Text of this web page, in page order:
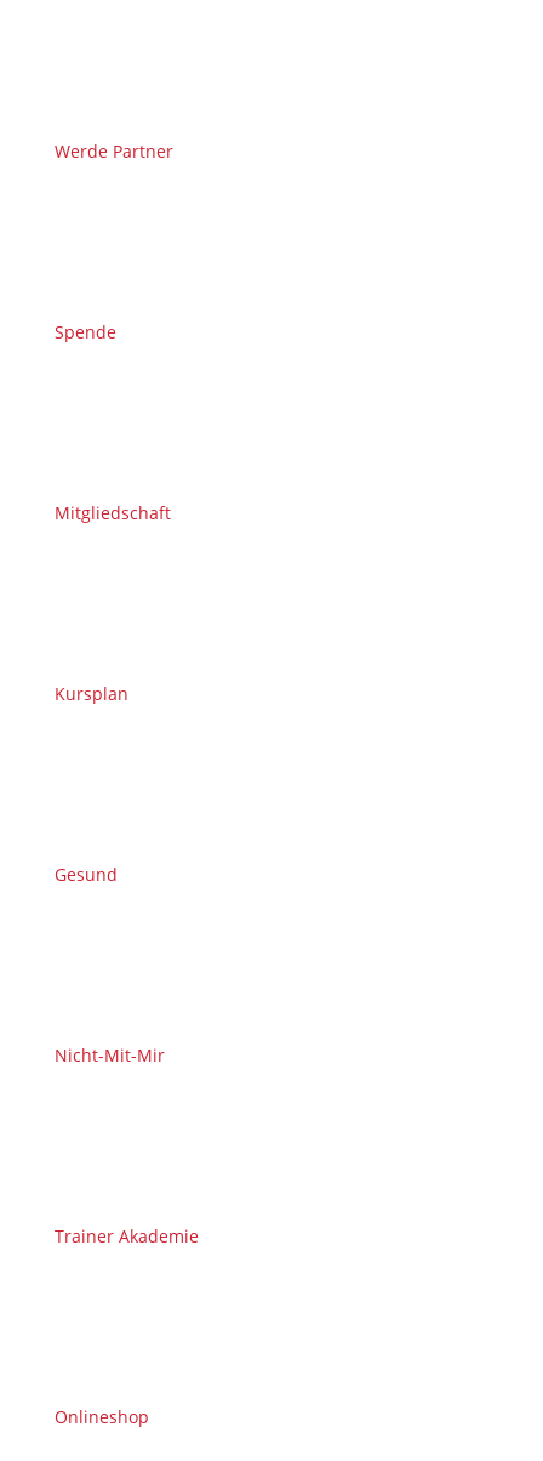
Werde Partner
Spende
Mitgliedschaft
Kursplan
Gesund
Nicht-Mit-Mir
Trainer Akademie
Onlineshop